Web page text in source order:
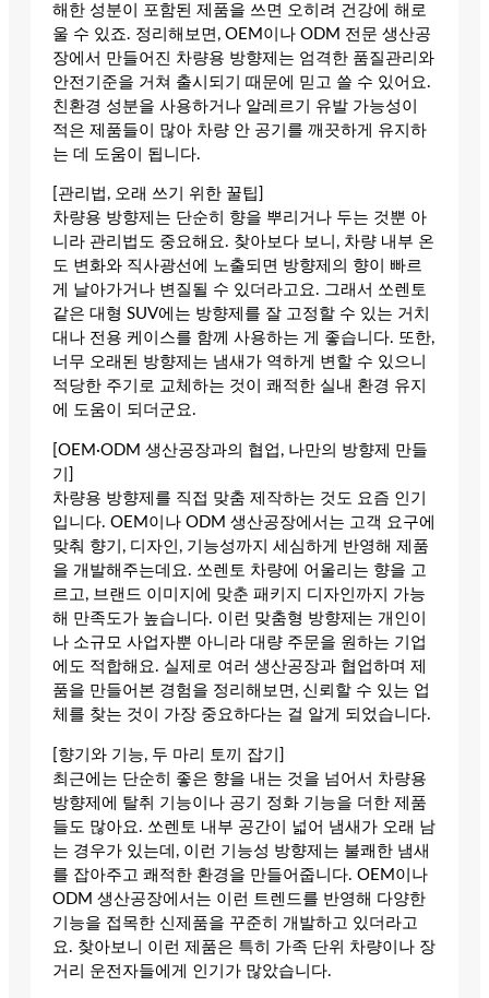
해한 성분이 포함된 제품을 쓰면 오히려 건강에 해로
울 수 있죠. 정리해보면, OEM이나 ODM 전문 생산공
장에서 만들어진 차량용 방향제는 엄격한 품질관리와
안전기준을 거쳐 출시되기 때문에 믿고 쓸 수 있어요.
친환경 성분을 사용하거나 알레르기 유발 가능성이
적은 제품들이 많아 차량 안 공기를 깨끗하게 유지하
는 데 도움이 됩니다.
[관리법, 오래 쓰기 위한 꿀팁]
차량용 방향제는 단순히 향을 뿌리거나 두는 것뿐 아
니라 관리법도 중요해요. 찾아보다 보니, 차량 내부 온
도 변화와 직사광선에 노출되면 방향제의 향이 빠르
게 날아가거나 변질될 수 있더라고요. 그래서 쏘렌토
같은 대형 SUV에는 방향제를 잘 고정할 수 있는 거치
대나 전용 케이스를 함께 사용하는 게 좋습니다. 또한,
너무 오래된 방향제는 냄새가 역하게 변할 수 있으니
적당한 주기로 교체하는 것이 쾌적한 실내 환경 유지
에 도움이 되더군요.
[OEM·ODM 생산공장과의 협업, 나만의 방향제 만들
기]
차량용 방향제를 직접 맞춤 제작하는 것도 요즘 인기
입니다. OEM이나 ODM 생산공장에서는 고객 요구에
맞춰 향기, 디자인, 기능성까지 세심하게 반영해 제품
을 개발해주는데요. 쏘렌토 차량에 어울리는 향을 고
르고, 브랜드 이미지에 맞춘 패키지 디자인까지 가능
해 만족도가 높습니다. 이런 맞춤형 방향제는 개인이
나 소규모 사업자뿐 아니라 대량 주문을 원하는 기업
에도 적합해요. 실제로 여러 생산공장과 협업하며 제
품을 만들어본 경험을 정리해보면, 신뢰할 수 있는 업
체를 찾는 것이 가장 중요하다는 걸 알게 되었습니다.
[향기와 기능, 두 마리 토끼 잡기]
최근에는 단순히 좋은 향을 내는 것을 넘어서 차량용
방향제에 탈취 기능이나 공기 정화 기능을 더한 제품
들도 많아요. 쏘렌토 내부 공간이 넓어 냄새가 오래 남
는 경우가 있는데, 이런 기능성 방향제는 불쾌한 냄새
를 잡아주고 쾌적한 환경을 만들어줍니다. OEM이나
ODM 생산공장에서는 이런 트렌드를 반영해 다양한
기능을 접목한 신제품을 꾸준히 개발하고 있더라고
요. 찾아보니 이런 제품은 특히 가족 단위 차량이나 장
거리 운전자들에게 인기가 많았습니다.